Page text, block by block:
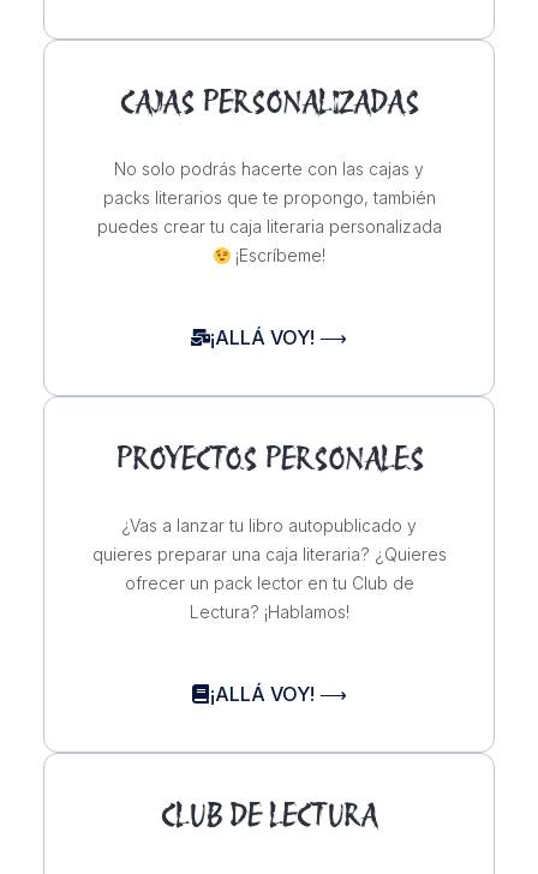
CAJAS PERSONALIZADAS
No solo podrás hacerte con las cajas y
packs literarios que te propongo, también
puedes crear tu caja literaria personalizada
¡Escríbeme!
¡ALLÁ VOY! ⟶
PROYECTOS PERSONALES
¿Vas a lanzar tu libro autopublicado y
quieres preparar una caja literaria? ¿Quieres
ofrecer un pack lector en tu Club de
Lectura? ¡Hablamos!
¡ALLÁ VOY! ⟶
CLUB DE LECTURA